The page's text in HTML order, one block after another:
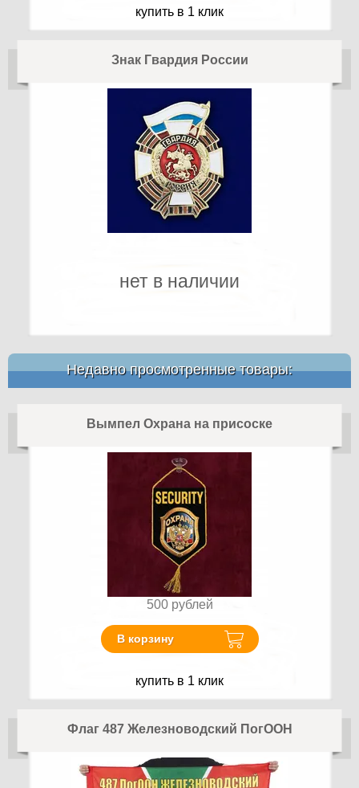
купить в 1 клик
Знак Гвардия России
нет в наличии
Недавно просмотренные товары:
Вымпел Охрана на присоске
500 рублей
В корзину
купить в 1 клик
Флаг 487 Железноводский ПогООН